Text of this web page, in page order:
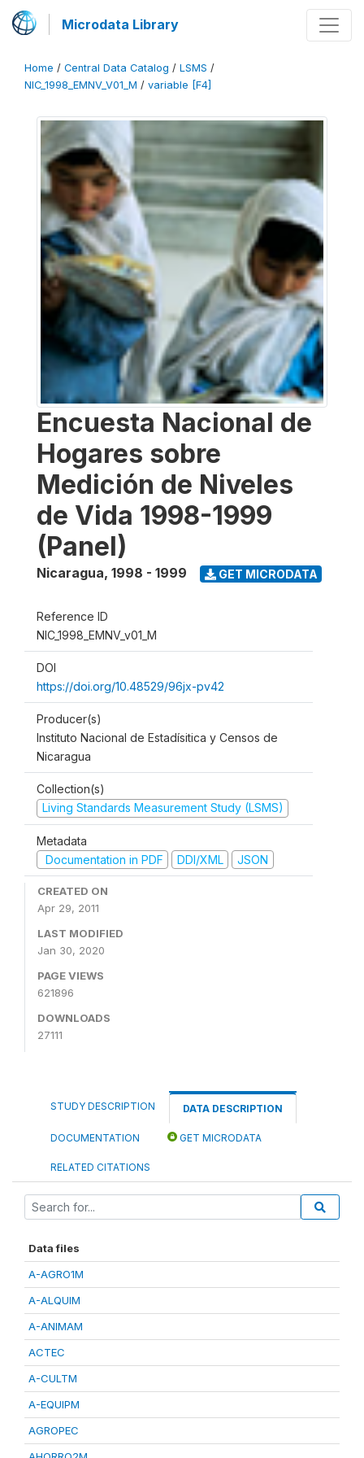
Microdata Library
Home / Central Data Catalog / LSMS /
NIC_1998_EMNV_V01_M / variable [F4]
Encuesta Nacional de
Hogares sobre
Medición de Niveles
de Vida 1998-1999
(Panel)
Nicaragua, 1998 - 1999 GET MICRODATA
Reference ID
NIC_1998_EMNV_v01_M
DOI
https://doi.org/10.48529/96jx-pv42
Producer(s)
Instituto Nacional de Estadísitica y Censos de
Nicaragua
Collection(s)
Living Standards Measurement Study (LSMS)
Metadata
Documentation in PDF
DDI/XML JSON
CREATED ON
Apr 29, 2011
LAST MODIFIED
Jan 30, 2020
PAGE VIEWS
621896
DOWNLOADS
27111
STUDY DESCRIPTION DATA DESCRIPTION
DOCUMENTATION GET MICRODATA
RELATED CITATIONS
Data files
A-AGRO1M
A-ALQUIM
A-ANIMAM
ACTEC
A-CULTM
A-EQUIPM
AGROPEC